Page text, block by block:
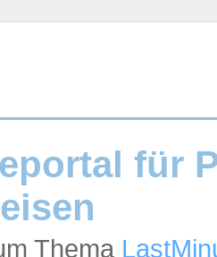
für
Thema